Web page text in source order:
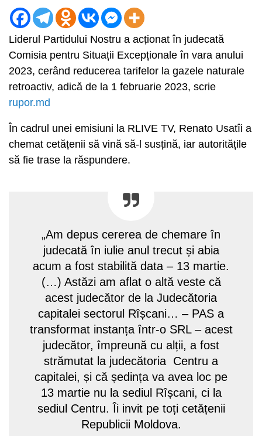
Liderul Partidului Nostru a acționat în judecată
Comisia pentru Situații Excepționale în vara anului
2023, cerând reducerea tarifelor la gazele naturale
retroactiv, adică de la 1 februarie 2023, scrie
rupor.md
În cadrul unei emisiuni la RLIVE TV, Renato Usatîi a
chemat cetățenii să vină să-l susțină, iar autoritățile
să fie trase la răspundere.
„Am depus cererea de chemare în
judecată în iulie anul trecut și abia
acum a fost stabilită data – 13 martie.
(…) Astăzi am aflat o altă veste că
acest judecător de la Judecătoria
capitalei sectorul Rîșcani… – PAS a
transformat instanța într-o SRL – acest
judecător, împreună cu alții, a fost
strămutat la judecătoria Centru a
capitalei, și că ședința va avea loc pe
13 martie nu la sediul Rîșcani, ci la
sediul Centru. Îi invit pe toți cetățenii
Republicii Moldova.